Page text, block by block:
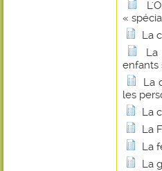
«
La
La
enfants
La
les
La
La
La
La